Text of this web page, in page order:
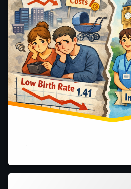
…
む
少
子
化
――「仕
事
を
失
う」
「お
金
が